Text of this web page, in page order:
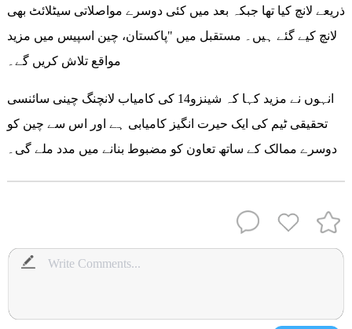
ذریعے لانچ کیا تھا جبکہ بعد میں کئی دوسرے مواصلاتی سیٹلائٹ بھی
لانچ کیے گئے ہیں۔ مستقبل میں "پاکستان، چین اسپیس میں مزید
مواقع تلاش کریں گے۔
انہوں نے مزید کہا کہ شینزو14 کی کامیاب لانچنگ چینی سائنسی
تحقیقی ٹیم کی ایک حیرت انگیز کامیابی ہے اور اس سے چین کو
دوسرے ممالک کے ساتھ تعاون کو مضبوط بنانے میں مدد ملے گی۔